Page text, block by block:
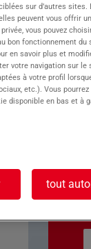
sur d’autres sites.
peuvent vous offrir
vous pouvez
bon fonctionnement du
en savoir plus et
votre navigation sur le
à votre profil
etc.). Vous
disponible en bas et à
tout